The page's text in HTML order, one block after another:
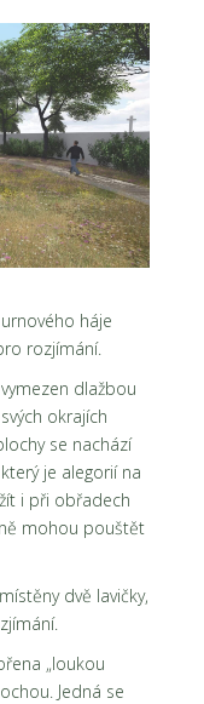
háje
rozjímání.
dlažbou
okrajích
se nachází
je alegorií na
i při obřadech
mohou pouštět
dvě lavičky,
„loukou
Jedná se